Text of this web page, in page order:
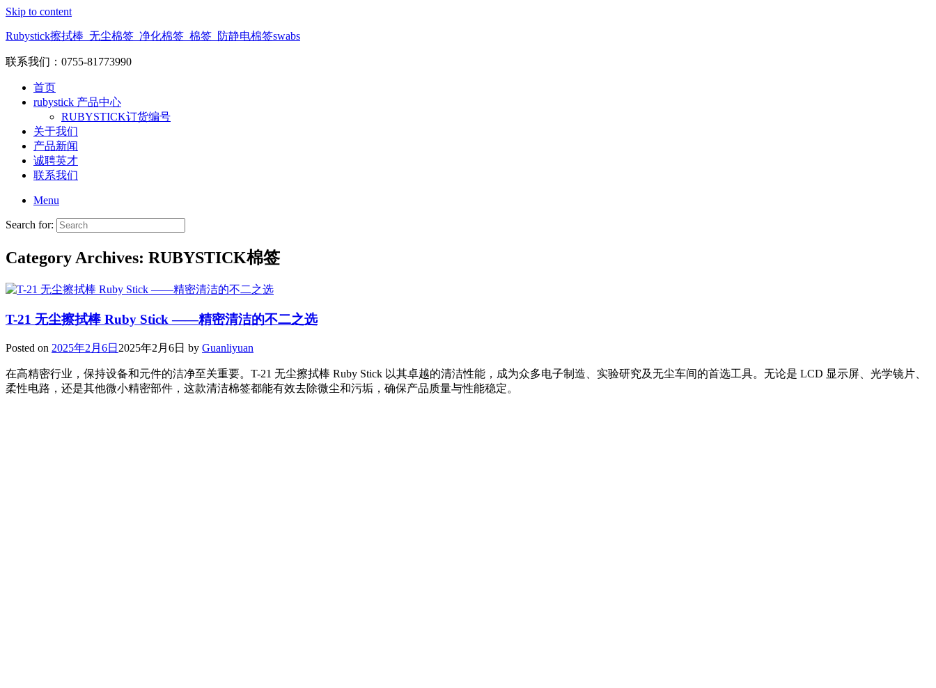
Skip to content
Rubystick擦拭棒_无尘棉签_净化棉签_棉签_防静电棉签swabs
联系我们：0755-81773990
首页
rubystick 产品中心
RUBYSTICK订货编号
关于我们
产品新闻
诚聘英才
联系我们
Menu
Search for:
Category Archives: RUBYSTICK棉签
T-21 无尘擦拭棒 Ruby Stick ——精密清洁的不二之选
Posted on 2025年2月6日 2025年2月6日 by Guanliyuan
在高精密行业，保持设备和元件的洁净至关重要。T-21 无尘擦拭棒 Ruby Stick 以其卓越的清洁性能，成为众多电子制造、实验研究及无尘车间的首选工具。无论是 LCD 显示屏、光学镜片、
柔性电路，还是其他微小精密部件，这款清洁棉签都能有效去除微尘和污垢，确保产品质量与性能稳定。